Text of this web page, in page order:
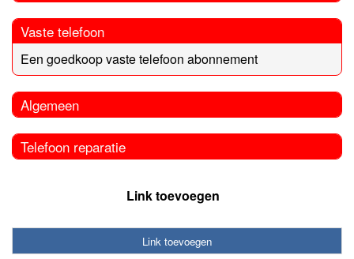
Vaste telefoon
Een goedkoop vaste telefoon abonnement
Algemeen
Telefoon reparatie
Link toevoegen
Link toevoegen